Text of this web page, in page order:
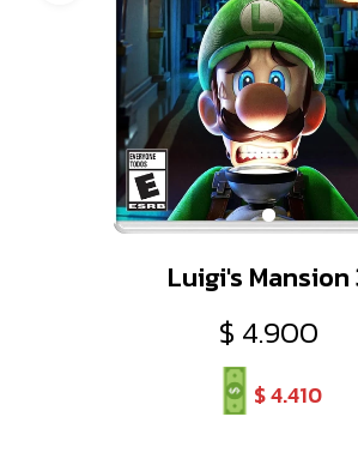
Luigi's Mansion
$ 4.900
$4.410
Accesorios